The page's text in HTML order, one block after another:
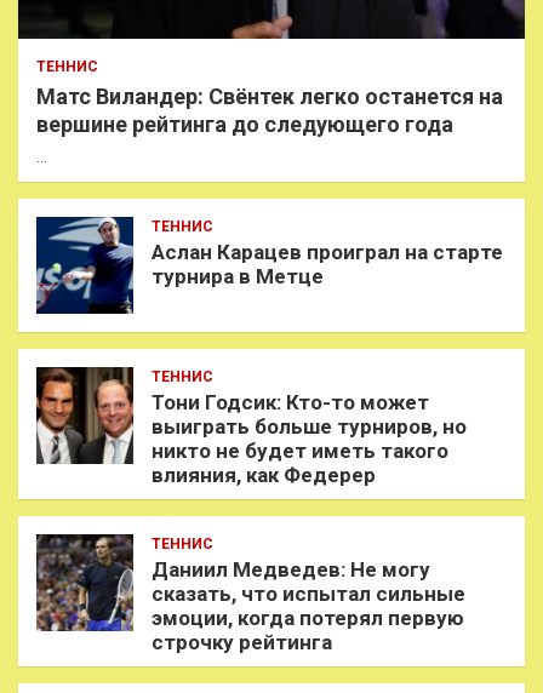
ТЕННИС
Матс Виландер: Свёнтек легко останется на
вершине рейтинга до следующего года
…
ТЕННИС
Аслан Карацев проиграл на старте
турнира в Метце
ТЕННИС
Тони Годсик: Кто-то может
выиграть больше турниров, но
никто не будет иметь такого
влияния, как Федерер
ТЕННИС
Даниил Медведев: Не могу
сказать, что испытал сильные
эмоции, когда потерял первую
строчку рейтинга